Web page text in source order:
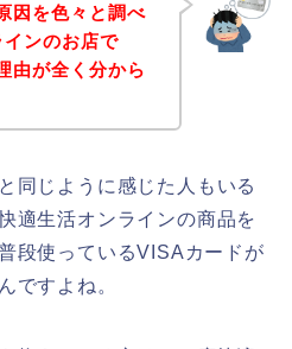
因を色々と調べ
ンのお店で
由が全く分から
同じように感じた人もいる
適生活オンラインの商品を
段使っているVISAカードが
ですよね。